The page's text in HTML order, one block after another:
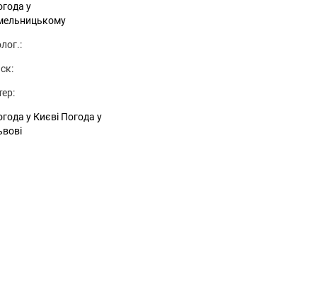
у
у Києві Погода у